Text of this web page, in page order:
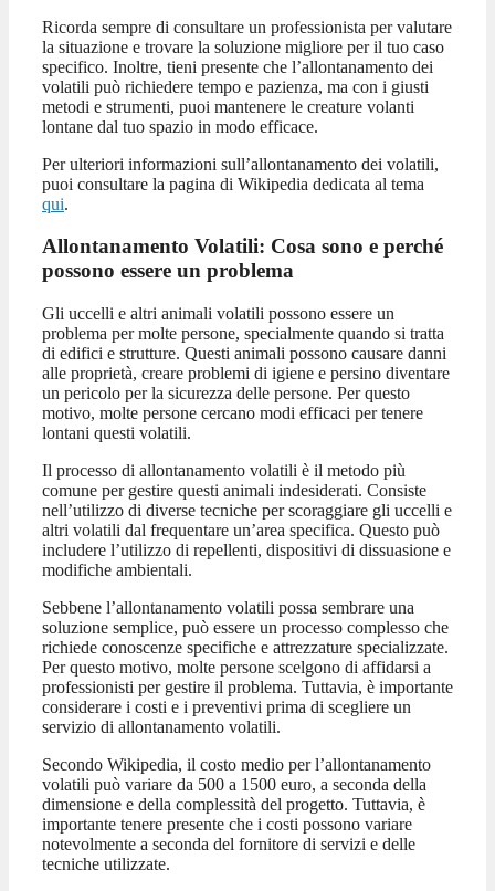
Ricorda sempre di consultare un professionista per valutare
la situazione e trovare la soluzione migliore per il tuo caso
specifico. Inoltre, tieni presente che l’allontanamento dei
volatili può richiedere tempo e pazienza, ma con i giusti
metodi e strumenti, puoi mantenere le creature volanti
lontane dal tuo spazio in modo efficace.
Per ulteriori informazioni sull’allontanamento dei volatili,
puoi consultare la pagina di Wikipedia dedicata al tema
qui.
Allontanamento Volatili: Cosa sono e perché
possono essere un problema
Gli uccelli e altri animali volatili possono essere un
problema per molte persone, specialmente quando si tratta
di edifici e strutture. Questi animali possono causare danni
alle proprietà, creare problemi di igiene e persino diventare
un pericolo per la sicurezza delle persone. Per questo
motivo, molte persone cercano modi efficaci per tenere
lontani questi volatili.
Il processo di allontanamento volatili è il metodo più
comune per gestire questi animali indesiderati. Consiste
nell’utilizzo di diverse tecniche per scoraggiare gli uccelli e
altri volatili dal frequentare un’area specifica. Questo può
includere l’utilizzo di repellenti, dispositivi di dissuasione e
modifiche ambientali.
Sebbene l’allontanamento volatili possa sembrare una
soluzione semplice, può essere un processo complesso che
richiede conoscenze specifiche e attrezzature specializzate.
Per questo motivo, molte persone scelgono di affidarsi a
professionisti per gestire il problema. Tuttavia, è importante
considerare i costi e i preventivi prima di scegliere un
servizio di allontanamento volatili.
Secondo Wikipedia, il costo medio per l’allontanamento
volatili può variare da 500 a 1500 euro, a seconda della
dimensione e della complessità del progetto. Tuttavia, è
importante tenere presente che i costi possono variare
notevolmente a seconda del fornitore di servizi e delle
tecniche utilizzate.